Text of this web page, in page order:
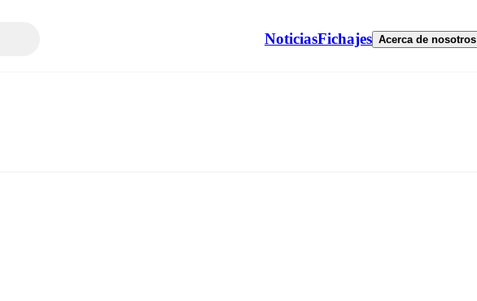
NoticiasFichajes Acerca de nosotros